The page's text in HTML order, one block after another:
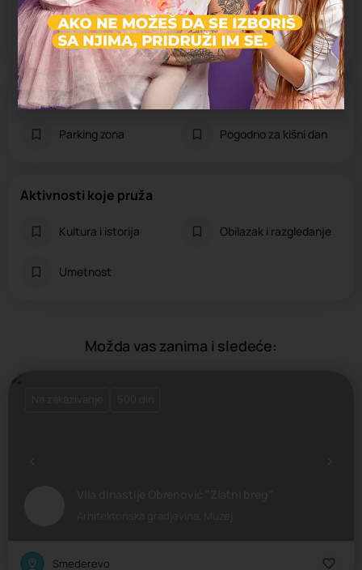
Cena ulaznice
Regularna cena: 130 din
Specifičnosti
Parking zona Pogodno za kišni dan
Aktivnosti koje pruža
Kultura i istorija Obilazak i razgledanje
Umetnost
Možda vas zanima i sledeće:
Smederevo